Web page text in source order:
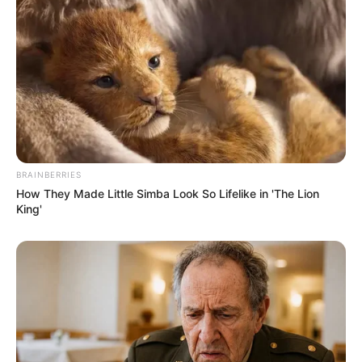
Alurnya memang terasa lambat, tapi justru itulah yang akhirnya
memperdalam kisahnya.
9. Kotonoha no Niwa
(foto: imdb)
BRAINBERRIES
How They Made Little Simba Look So Lifelike in 'The Lion
King'